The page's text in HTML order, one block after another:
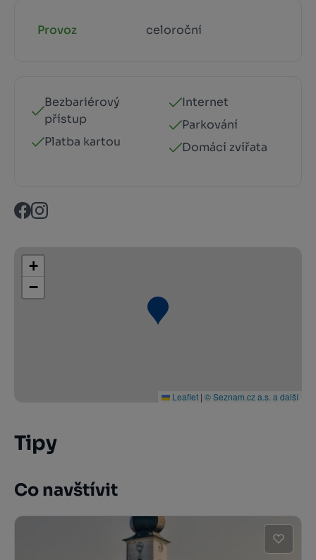
Provoz celoroční
Bezbariérový
přístup
Platba kartou
Internet
Parkování
Domácí zvířata
+
−
Leaflet | © Seznam.cz a.s. a další
Tipy
Co navštívit